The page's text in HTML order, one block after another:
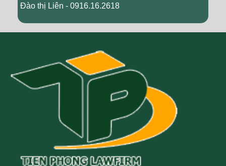
Đào thị Liên - 0916.16.2618